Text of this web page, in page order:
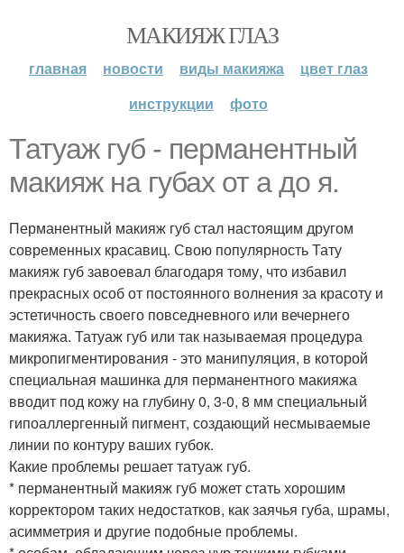
МАКИЯЖ ГЛАЗ
главная новости виды макияжа
цвет глаз
инструкции
фото
Татуаж губ - перманентный
макияж на губах от а до я.
Перманентный макияж губ стал настоящим другом
современных красавиц. Свою популярность Тату
макияж губ завоевал благодаря тому, что избавил
прекрасных особ от постоянного волнения за красоту и
эстетичность своего повседневного или вечернего
макияжа. Татуаж губ или так называемая процедура
микропигментирования - это манипуляция, в которой
специальная машинка для перманентного макияжа
вводит под кожу на глубину 0, 3-0, 8 мм специальный
гипоаллергенный пигмент, создающий несмываемые
линии по контуру ваших губок.
Какие проблемы решает татуаж губ.
* перманентный макияж губ может стать хорошим
корректором таких недостатков, как заячья губа, шрамы,
асимметрия и другие подобные проблемы.